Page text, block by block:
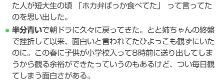
た人が短大生の頃 「ホカ弁ばっか食べてた」 って言ってた
のを思い出した。
半分青いで朝ドラに久々に戻ってきた。とと姉ちゃんの終盤
で挫折して以来、面白いと言われてたひよっこも観ずにいた
のに。この春に子供が小学校入って8時前に送り出してしま
うから観る余裕ができたっていうのもあるけど、つい毎日観
てしまう面白さがある。